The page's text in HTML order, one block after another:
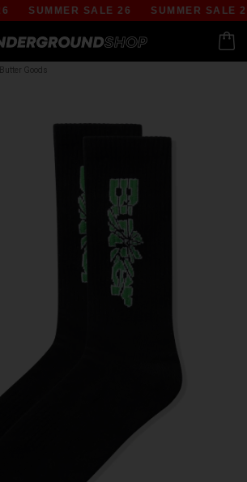
SUMMER SALE 26 SUMMER SALE 26
Butter Goods